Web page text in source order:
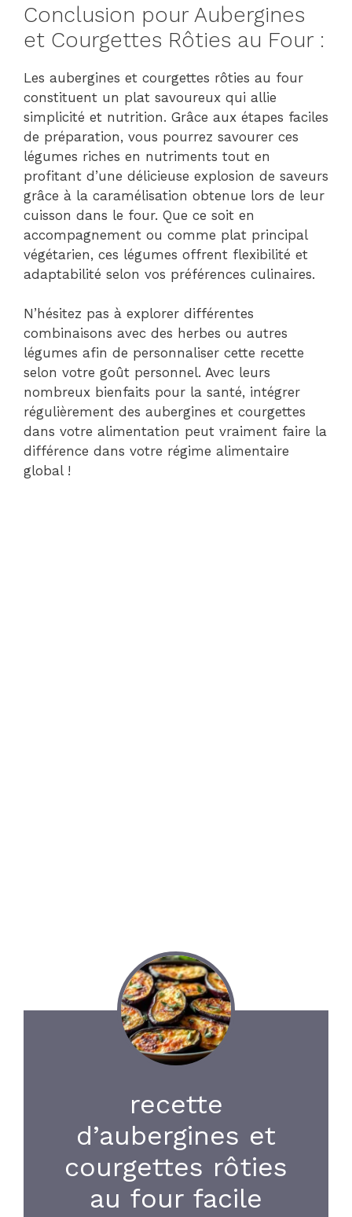
Conclusion pour Aubergines
et Courgettes Rôties au Four :
Les aubergines et courgettes rôties au four
constituent un plat savoureux qui allie
simplicité et nutrition. Grâce aux étapes faciles
de préparation, vous pourrez savourer ces
légumes riches en nutriments tout en
profitant d’une délicieuse explosion de saveurs
grâce à la caramélisation obtenue lors de leur
cuisson dans le four. Que ce soit en
accompagnement ou comme plat principal
végétarien, ces légumes offrent flexibilité et
adaptabilité selon vos préférences culinaires.
N’hésitez pas à explorer différentes
combinaisons avec des herbes ou autres
légumes afin de personnaliser cette recette
selon votre goût personnel. Avec leurs
nombreux bienfaits pour la santé, intégrer
régulièrement des aubergines et courgettes
dans votre alimentation peut vraiment faire la
différence dans votre régime alimentaire
global !
recette
d’aubergines et
courgettes rôties
au four facile